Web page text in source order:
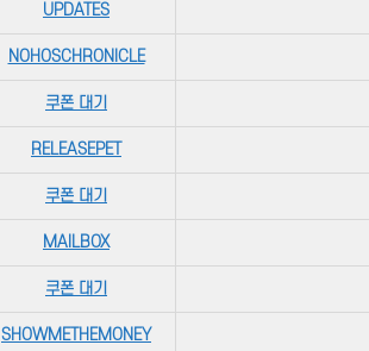
UPDATES
NOHOSCHRONICLE
쿠폰 대기
RELEASEPET
쿠폰 대기
MAILBOX
쿠폰 대기
SHOWMETHEMONEY